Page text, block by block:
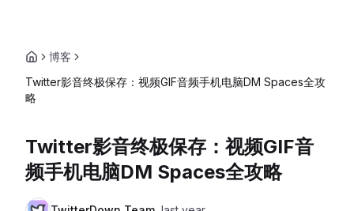
博客
Twitter影音终极保存：视频GIF音频手机电脑DM Spaces全攻
略
Twitter影音终极保存：视频GIF音
频手机电脑DM Spaces全攻略